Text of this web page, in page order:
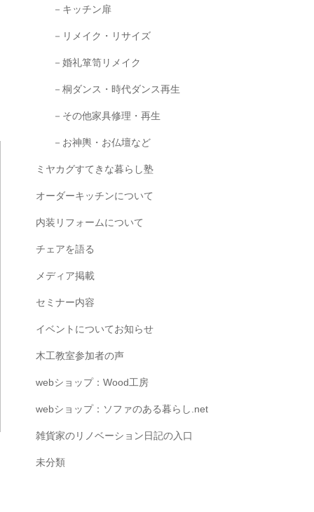
－キッチン扉
－リメイク・リサイズ
－婚礼箪笥リメイク
－桐ダンス・時代ダンス再生
－その他家具修理・再生
－お神輿・お仏壇など
ミヤカグすてきな暮らし塾
オーダーキッチンについて
内装リフォームについて
チェアを語る
メディア掲載
セミナー内容
イベントについてお知らせ
木工教室参加者の声
webショップ：Wood工房
webショップ：ソファのある暮らし.net
雑貨家のリノベーション日記の入口
未分類